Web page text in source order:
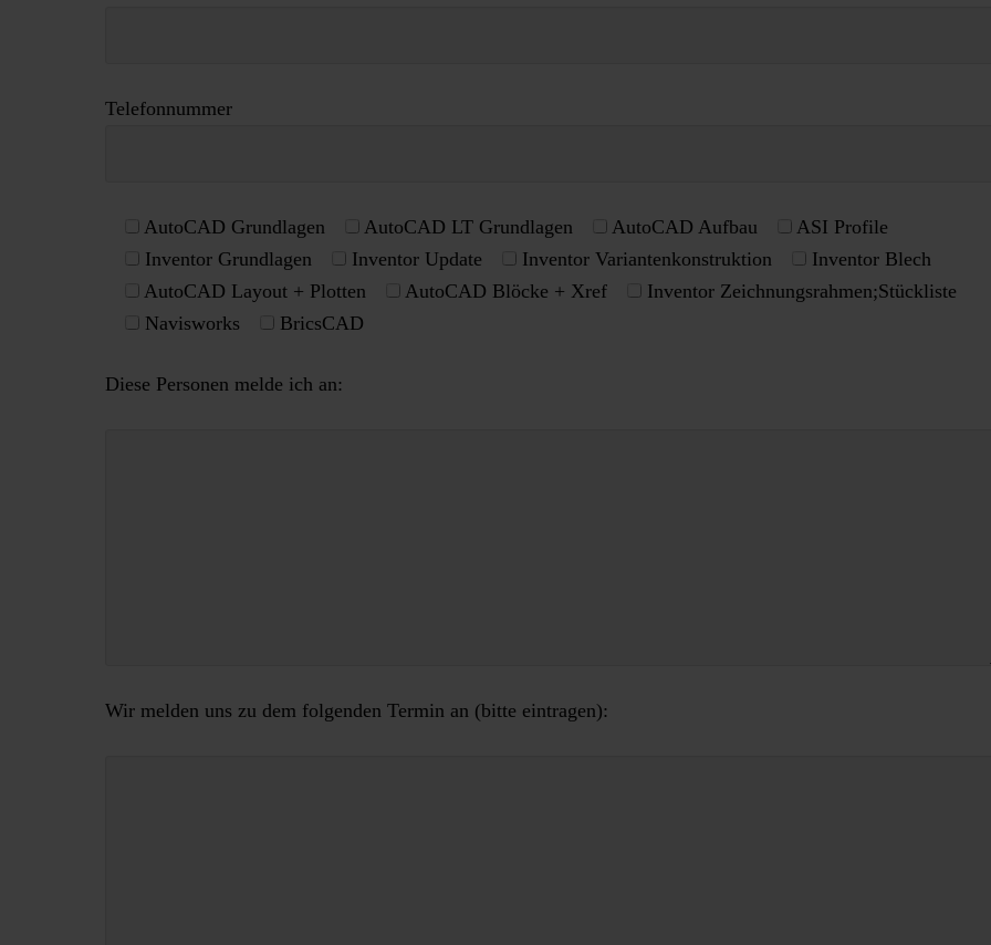
Telefonnummer
AutoCAD Grundlagen AutoCAD LT Grundlagen AutoCAD Aufbau
ASI Profile
Inventor Grundlagen
Inventor Update Inventor Variantenkonstruktion
Inventor Blech
AutoCAD Layout + Plotten
AutoCAD Blöcke + Xref
Inventor Zeichnungsrahmen;Stückliste
Navisworks
BricsCAD
Diese Personen melde ich an:
Wir melden uns zu dem folgenden Termin an (bitte eintragen):